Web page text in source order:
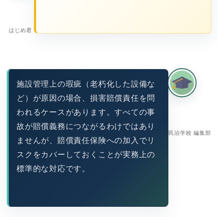
はじめ君
民泊学校 編集部
施設管理上の瑕疵（老朽化した設備な
ど）が原因の場合、損害賠償責任を問
われるケースがあります。すべての事
故が賠償義務につながるわけではあり
ませんが、賠償責任保険への加入でリ
スクをカバーしておくことが実務上の
標準的な対応です。